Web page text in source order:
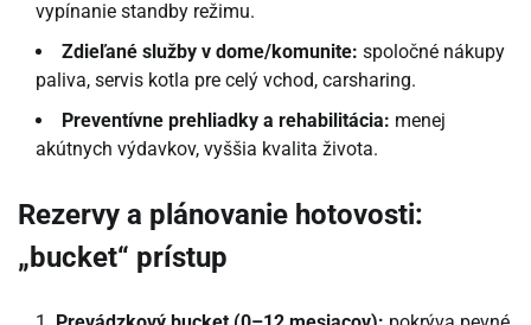
vypínanie standby režimu.
Zdieľané služby v dome/komunite: spoločné nákupy
paliva, servis kotla pre celý vchod, carsharing.
Preventívne prehliadky a rehabilitácia: menej
akútnych výdavkov, vyššia kvalita života.
Rezervy a plánovanie hotovosti:
„bucket“ prístup